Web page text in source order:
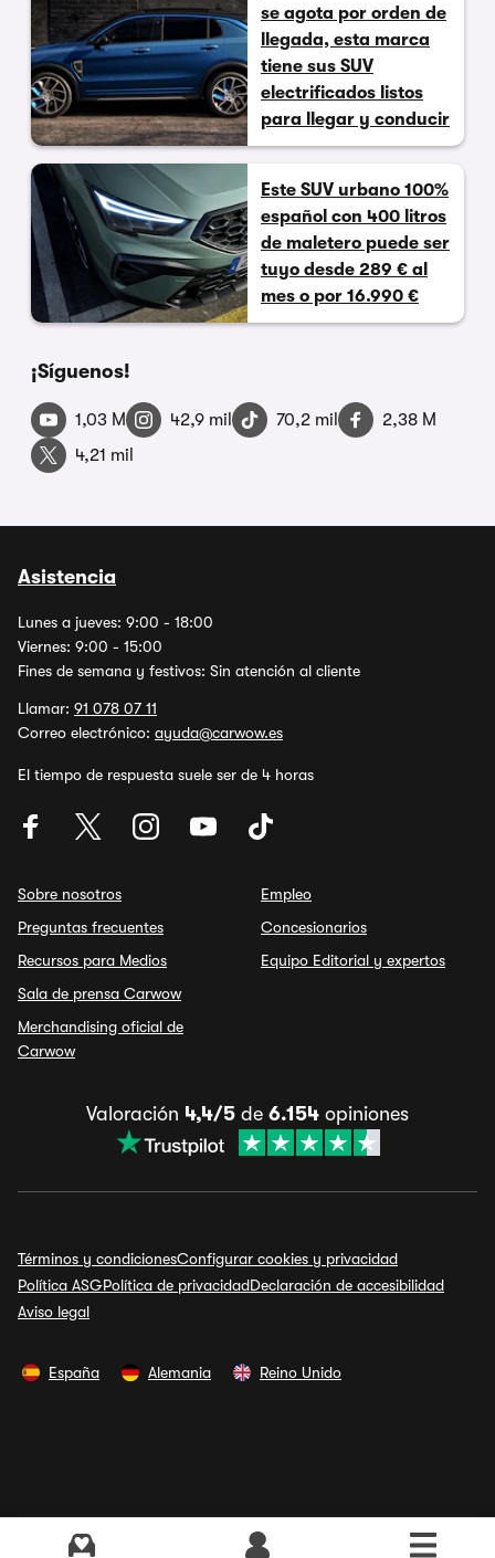
se agota por orden de
llegada, esta marca
tiene sus SUV
electrificados listos
para llegar y conducir
Este SUV urbano 100%
español con 400 litros
de maletero puede ser
tuyo desde 289 € al
mes o por 16.990 €
¡Síguenos!
1,03 M 42,9 mil 70,2 mil
2,38 M
4,21 mil
Asistencia
Lunes a jueves: 9:00 - 18:00
Viernes: 9:00 - 15:00
Fines de semana y festivos: Sin atención al cliente
Llamar: 91 078 07 11
Correo electrónico: ayuda@carwow.es
El tiempo de respuesta suele ser de 4 horas
Sobre nosotros
Preguntas frecuentes
Recursos para Medios
Sala de prensa Carwow
Merchandising oficial de
Carwow
Empleo
Concesionarios
Equipo Editorial y expertos
Valoración 4,4/5 de 6.154 opiniones
Términos y condicionesConfigurar cookies y privacidad
Política ASGPolítica de privacidadDeclaración de accesibilidad
Aviso legal
España Alemania Reino Unido